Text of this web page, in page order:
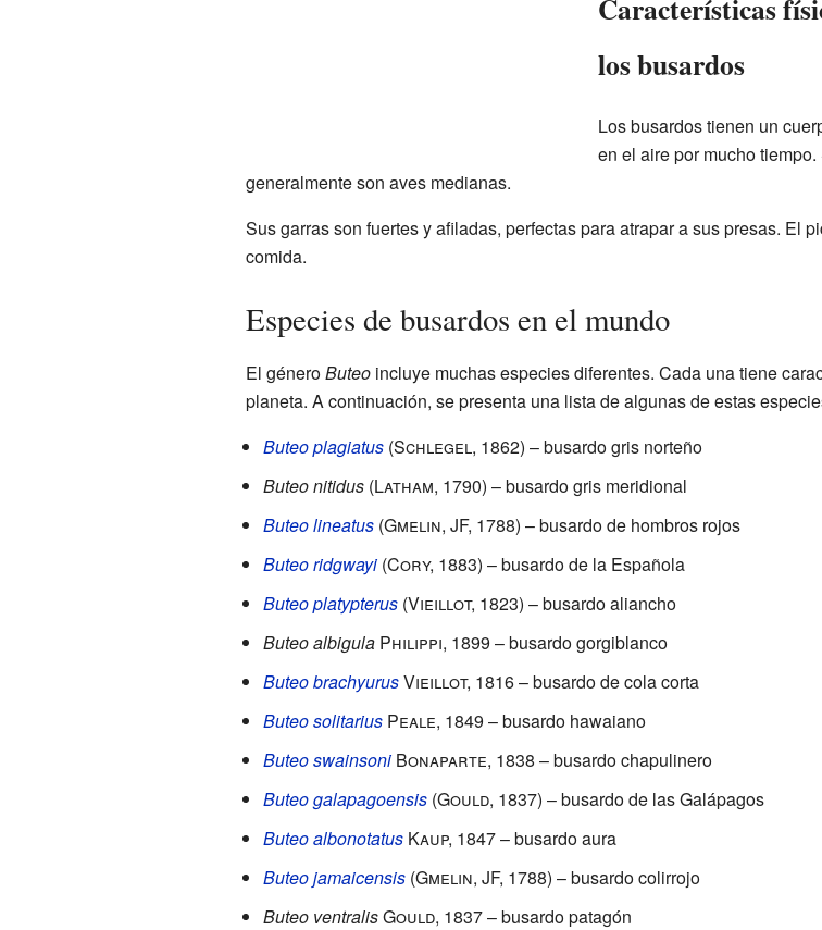
Características
los busardos
Los busardos tienen un
en el aire por mucho
generalmente son aves medianas.
Sus garras son fuertes y afiladas, perfectas para atrapar a sus presas. El
comida.
Especies de busardos en el mundo
El géneroButeoincluye muchas especies diferentes. Cada una tiene
planeta. A continuación, se presenta una lista de algunas de estas
Buteo plagiatus (Schlegel, 1862) – busardo gris norteño
Buteo nitidus (Latham, 1790) – busardo gris meridional
Buteo lineatus (Gmelin, JF, 1788) – busardo de hombros rojos
Buteo ridgwayi (Cory, 1883) – busardo de la Española
Buteo platypterus (Vieillot, 1823) – busardo aliancho
Buteo albigula Philippi, 1899 – busardo gorgiblanco
Buteo brachyurusVieillot, 1816– busardo de cola corta
Buteo solitarius Peale, 1849 – busardo hawaiano
Buteo swainsoni Bonaparte, 1838 – busardo chapulinero
Buteo galapagoensis (Gould, 1837) – busardo de las Galápagos
Buteo albonotatus Kaup, 1847– busardo aura
Buteo jamaicensis (Gmelin, JF, 1788) – busardo colirrojo
Buteo ventralisGould, 1837– busardo patagón